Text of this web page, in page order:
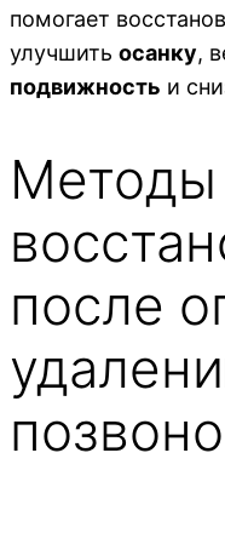
помогает
улучшить осанку,
подвижность и
Методы
после